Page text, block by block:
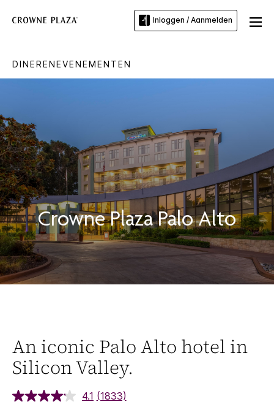
Inloggen / Aanmelden
DINERENEVENEMENTEN
Crowne Plaza Palo Alto
An iconic Palo Alto hotel in
Silicon Valley.
4.1 (1833)